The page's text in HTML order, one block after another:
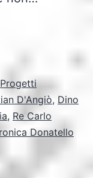
Progetti
D'Angiò, Dino
, Re Carlo
Donatello